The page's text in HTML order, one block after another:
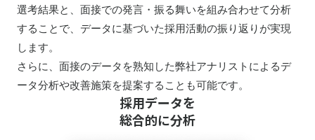
選考結果と、面接での発言・振る舞いを組み合わせて分析
することで、データに基づいた採用活動の振り返りが実現
します。
さらに、面接のデータを熟知した弊社アナリストによるデ
ータ分析や改善施策を提案することも可能です。
採用データを
総合的に分析